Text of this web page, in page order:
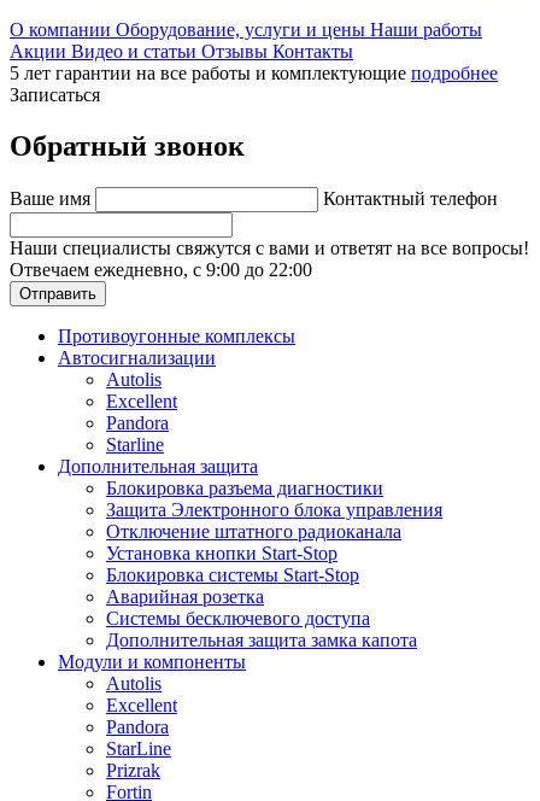
О компании Оборудование, услуги и цены Наши работы
Акции Видео и статьи Отзывы Контакты
5 лет гарантии на все работы и комплектующие подробнее
Записаться
Обратный звонок
Ваше имя Контактный телефон
Наши специалисты свяжутся с вами и ответят на все вопросы!
Отвечаем ежедневно, с 9:00 до 22:00
Отправить
Противоугонные комплексы
Автосигнализации
Autolis
Excellent
Pandora
Starline
Дополнительная защита
Блокировка разъема диагностики
Защита Электронного блока управления
Отключение штатного радиоканала
Установка кнопки Start-Stop
Блокировка системы Start-Stop
Аварийная розетка
Системы бесключевого доступа
Дополнительная защита замка капота
Модули и компоненты
Autolis
Excellent
Pandora
StarLine
Prizrak
Fortin